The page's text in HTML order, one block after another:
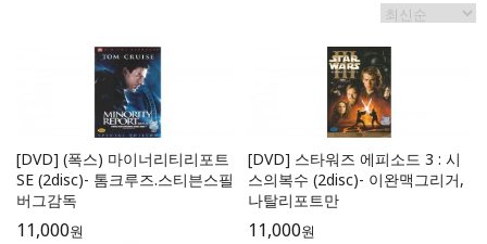
[DVD] (폭스) 마이너리티리포트
SE (2disc)- 톰크루즈.스티븐스필
버그감독
11,000원
[DVD] 스타워즈 에피소드 3 : 시
스의복수 (2disc)- 이완맥그리거,
나탈리포트만
11,000원